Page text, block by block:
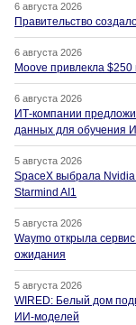
6 августа 2026
Правительство
6 августа 2026
Moove привлекла
6 августа 2026
ИТ-компании
данных для обучения
5 августа 2026
SpaceX выбрала
Starmind AI1
5 августа 2026
Waymo открыла
ожидания
5 августа 2026
WIRED: Белый дом
ИИ-моделей